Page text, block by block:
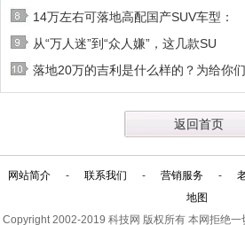
14万左右可落地高配国产SUV车型：
从“万人迷”到“众人嫌”，这几款SU
落地20万的吉利是什么样的？为给你们
返回首页
网站简介 - 联系我们 - 营销服务 -
地图
Copyright 2002-2019 科技网 版权所有 本网拒绝